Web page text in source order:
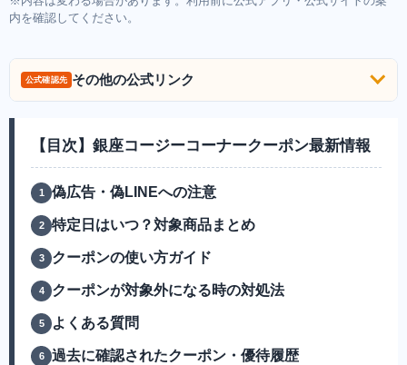
内を確認してください。
公式確認先 その他の公式リンク
【目次】銀座コージーコーナークーポン最新情報
偽広告・偽LINEへの注意
特定日はいつ？対象商品まとめ
クーポンの使い方ガイド
クーポンが対象外になる時の対処法
よくある質問
過去に確認されたクーポン・優待履歴